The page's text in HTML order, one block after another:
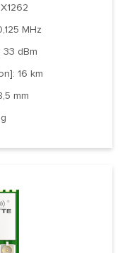
MHz
33 dBm
16 km
mm